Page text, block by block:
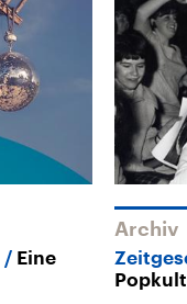
Eine
Archiv